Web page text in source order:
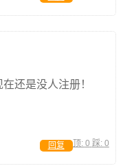
还是没人注册！
顶: 0 踩: 0
回复